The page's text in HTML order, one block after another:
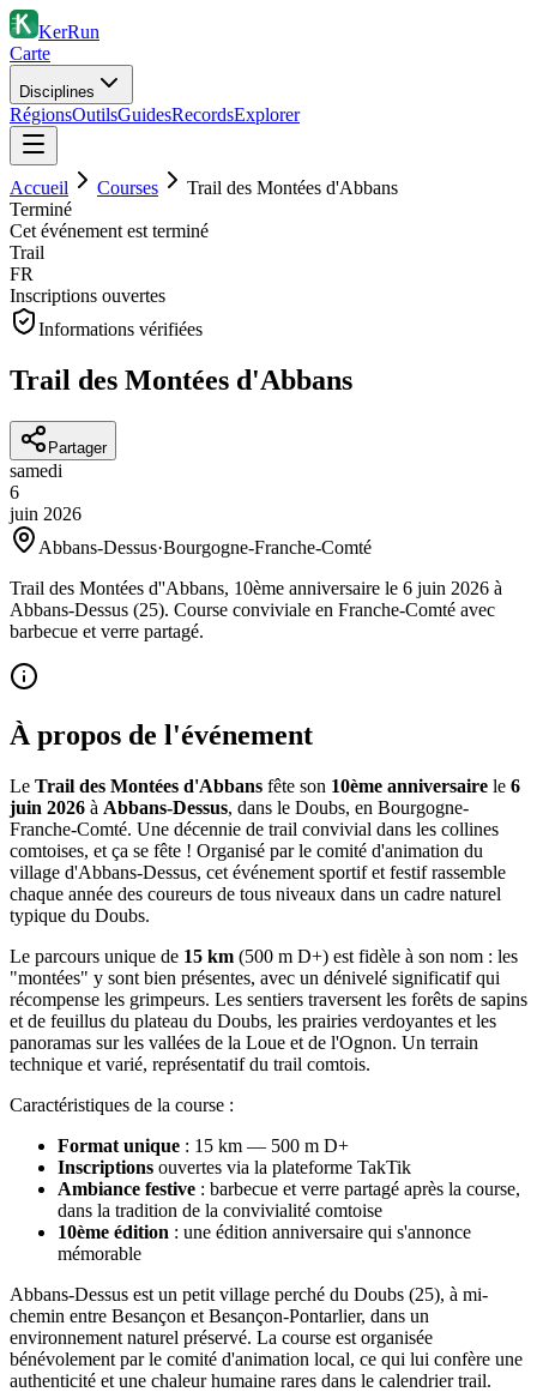
KerRun
Carte
Disciplines
RégionsOutilsGuidesRecordsExplorer
Accueil Courses
Trail des Montées d'Abbans
Terminé
Cet événement est terminé
Trail
FR
Inscriptions ouvertes
Informations vérifiées
Trail des Montées d'Abbans
Partager
samedi
6
juin 2026
Abbans-Dessus·Bourgogne-Franche-Comté
Trail des Montées d''Abbans, 10ème anniversaire le 6 juin 2026 à
Abbans-Dessus (25). Course conviviale en Franche-Comté avec
barbecue et verre partagé.
À propos de l'événement
Le Trail des Montées d'Abbans fête son 10ème anniversaire le 6
juin 2026 à Abbans-Dessus, dans le Doubs, en Bourgogne-
Franche-Comté. Une décennie de trail convivial dans les collines
comtoises, et ça se fête ! Organisé par le comité d'animation du
village d'Abbans-Dessus, cet événement sportif et festif rassemble
chaque année des coureurs de tous niveaux dans un cadre naturel
typique du Doubs.
Le parcours unique de 15 km (500 m D+) est fidèle à son nom : les
"montées" y sont bien présentes, avec un dénivelé significatif qui
récompense les grimpeurs. Les sentiers traversent les forêts de sapins
et de feuillus du plateau du Doubs, les prairies verdoyantes et les
panoramas sur les vallées de la Loue et de l'Ognon. Un terrain
technique et varié, représentatif du trail comtois.
Caractéristiques de la course :
Format unique : 15 km — 500 m D+
Inscriptions ouvertes via la plateforme TakTik
Ambiance festive : barbecue et verre partagé après la course,
dans la tradition de la convivialité comtoise
10ème édition : une édition anniversaire qui s'annonce
mémorable
Abbans-Dessus est un petit village perché du Doubs (25), à mi-
chemin entre Besançon et Besançon-Pontarlier, dans un
environnement naturel préservé. La course est organisée
bénévolement par le comité d'animation local, ce qui lui confère une
authenticité et une chaleur humaine rares dans le calendrier trail.